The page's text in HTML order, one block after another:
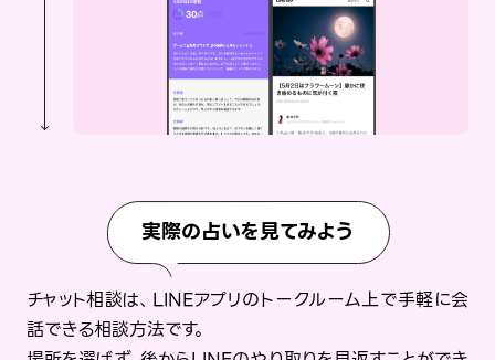
実際の占いを見てみよう
チャット相談は、LINEアプリのトークルーム上で手軽に会
話できる相談方法です。